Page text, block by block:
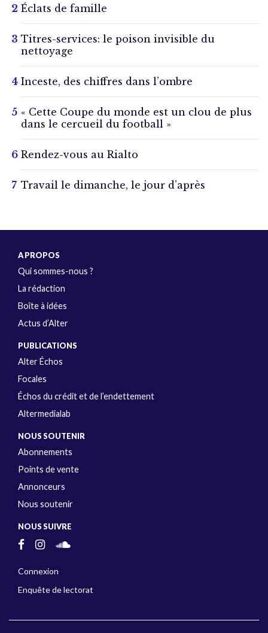
Éclats de famille
Titres-services: le poison invisible du
nettoyage
Inceste, des chiffres dans l’ombre
« Cette Coupe du monde est un clou de plus
dans le cercueil du football »
Rendez-vous au Rialto
Travail le dimanche, le jour d’après
A PROPOS
Qui sommes-nous ?
La rédaction
Boîte à idées
Actus d’Alter
PUBLICATIONS
Alter Échos
Focales
Échos du crédit et de l’endettement
Altermedialab
NOUS SOUTENIR
Abonnements
Points de vente
Annonceurs
Nous soutenir
NOUS SUIVRE
Connexion
Enquête de lectorat